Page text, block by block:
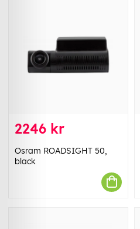
2246 kr
Osram ROADSIGHT 50,
black